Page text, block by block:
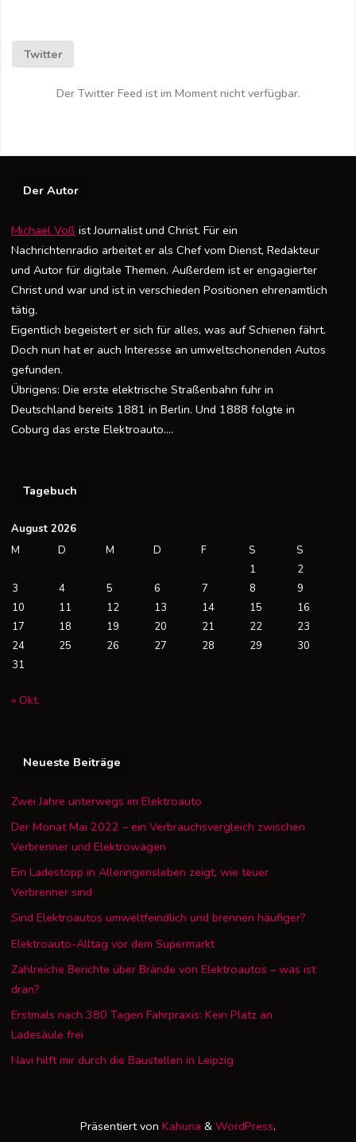
Twitter
Der Twitter Feed ist im Moment nicht verfügbar.
Der Autor
Michael Voß ist Journalist und Christ. Für ein
Nachrichtenradio arbeitet er als Chef vom Dienst, Redakteur
und Autor für digitale Themen. Außerdem ist er engagierter
Christ und war und ist in verschieden Positionen ehrenamtlich
tätig.
Eigentlich begeistert er sich für alles, was auf Schienen fährt.
Doch nun hat er auch Interesse an umweltschonenden Autos
gefunden.
Übrigens: Die erste elektrische Straßenbahn fuhr in
Deutschland bereits 1881 in Berlin. Und 1888 folgte in
Coburg das erste Elektroauto….
Tagebuch
August 2026
M
D M D F S
S
1
2
3
4 5 6 7 8
9
10
11 12 13 14 15
16
17
18 19 20 21 22
23
24
25 26 27 28 29
30
31
« Okt.
Neueste Beiträge
Zwei Jahre unterwegs im Elektroauto
Der Monat Mai 2022 – ein Verbrauchsvergleich zwischen
Verbrenner und Elektrowagen
Ein Ladestopp in Alleringensleben zeigt, wie teuer
Verbrenner sind
Sind Elektroautos umweltfeindlich und brennen häufiger?
Elektroauto-Alltag vor dem Supermarkt
Zahlreiche Berichte über Brände von Elektroautos – was ist
dran?
Erstmals nach 380 Tagen Fahrpraxis: Kein Platz an
Ladesäule frei
Navi hilft mir durch die Baustellen in Leipzig
Präsentiert von Kahuna & WordPress.